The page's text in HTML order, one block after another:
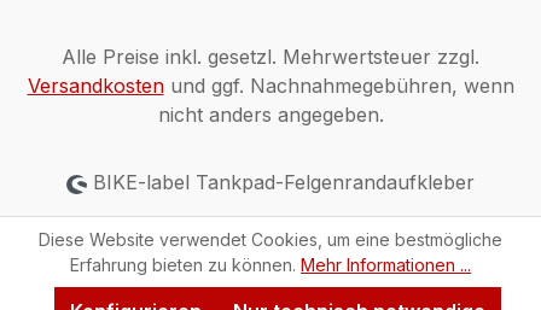
Alle Preise inkl. gesetzl. Mehrwertsteuer zzgl.
Versandkostenund ggf. Nachnahmegebühren, wenn
nicht anders angegeben.
BIKE-label Tankpad-Felgenrandaufkleber
Diese Website verwendet Cookies, um eine bestmögliche
Erfahrung bieten zu können. Mehr Informationen ...